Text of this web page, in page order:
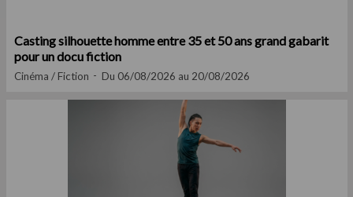
Casting silhouette homme entre 35 et 50 ans grand gabarit
pour un docu fiction
Cinéma / Fiction Du 06/08/2026 au 20/08/2026